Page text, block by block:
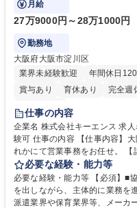
月給
27万9000円～28万1000円
勤務地
大阪府大阪市淀川区
業界未経験歓迎
年間休日
賞与あり
育休あり 完全週
土日祝休み
仕事の内容
企業名 株式会社キーエンス 求人名 【大阪・京都・滋賀】営業事務 ※未経
験可 仕事の内容 【仕事内容】大阪営業所、京都営業所、滋賀営業所いず
れかにて営業事務をお任せ。
の作成・カタログ送付・来客対
善をお任せ。 【教育制度】ご入社後、育成担当とペアになりながらOJTに
て業務を覚えていただくことが
れているため、スムーズに仕事
必要な経験・能力等
必要な経験・能力等 【必須】■
を出しながら、主体的に業務を
派遣業界や保育業界等、メーカ